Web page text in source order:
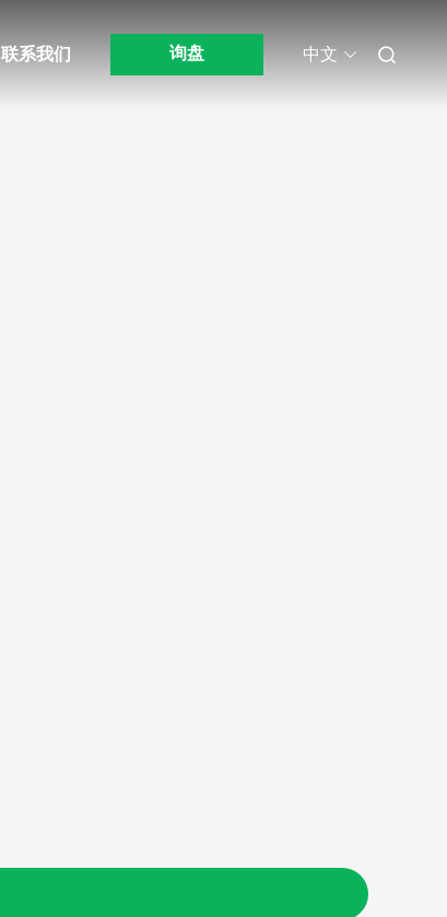
联系我们 询盘 中文